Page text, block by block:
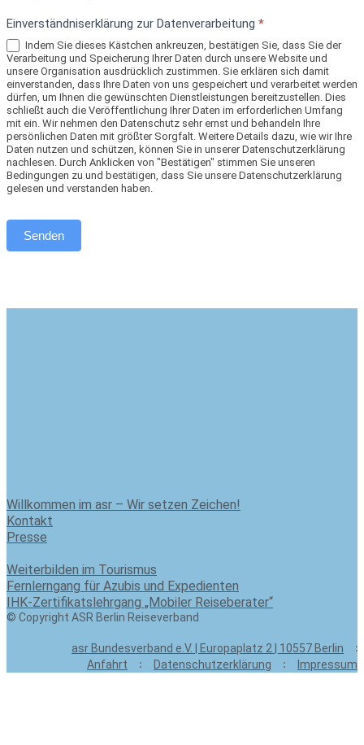
Einverständniserklärung zur Datenverarbeitung *
Indem Sie dieses Kästchen ankreuzen, bestätigen Sie, dass Sie der
Verarbeitung und Speicherung Ihrer Daten durch unsere Website und
unsere Organisation ausdrücklich zustimmen. Sie erklären sich damit
einverstanden, dass Ihre Daten von uns gespeichert und verarbeitet werden
dürfen, um Ihnen die gewünschten Dienstleistungen bereitzustellen. Dies
schließt auch die Veröffentlichung Ihrer Daten im erforderlichen Umfang
mit ein. Wir nehmen den Datenschutz sehr ernst und behandeln Ihre
persönlichen Daten mit größter Sorgfalt. Weitere Details dazu, wie wir Ihre
Daten nutzen und schützen, können Sie in unserer Datenschutzerklärung
nachlesen. Durch Anklicken von "Bestätigen" stimmen Sie unseren
Bedingungen zu und bestätigen, dass Sie unsere Datenschutzerklärung
gelesen und verstanden haben.
Senden
Willkommen im asr – Wir setzen Zeichen!
Kontakt
Presse
Weiterbilden im Tourismus
Fernlerngang für Azubis und Expedienten
IHK-Zertifikatslehrgang „Mobiler Reiseberater“
© Copyright ASR Berlin Reiseverband
asr Bundesverband e.V. | Europaplatz 2 | 10557 Berlin
Anfahrt
Datenschutzerklärung Impressum